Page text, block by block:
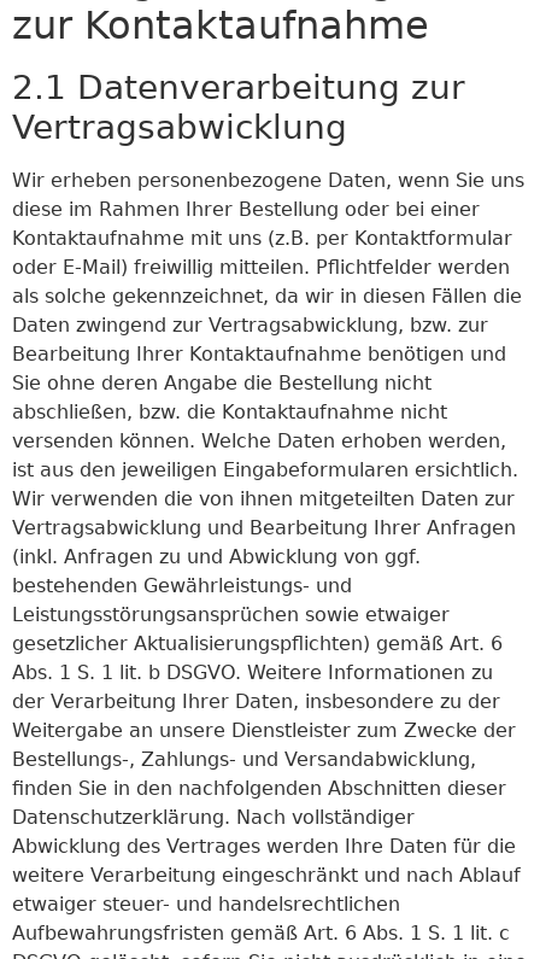
zur Kontaktaufnahme
2.1 Datenverarbeitung zur
Vertragsabwicklung
Wir erheben personenbezogene Daten, wenn Sie uns
diese im Rahmen Ihrer Bestellung oder bei einer
Kontaktaufnahme mit uns (z.B. per Kontaktformular
oder E-Mail) freiwillig mitteilen. Pflichtfelder werden
als solche gekennzeichnet, da wir in diesen Fällen die
Daten zwingend zur Vertragsabwicklung, bzw. zur
Bearbeitung Ihrer Kontaktaufnahme benötigen und
Sie ohne deren Angabe die Bestellung nicht
abschließen, bzw. die Kontaktaufnahme nicht
versenden können. Welche Daten erhoben werden,
ist aus den jeweiligen Eingabeformularen ersichtlich.
Wir verwenden die von ihnen mitgeteilten Daten zur
Vertragsabwicklung und Bearbeitung Ihrer Anfragen
(inkl. Anfragen zu und Abwicklung von ggf.
bestehenden Gewährleistungs- und
Leistungsstörungsansprüchen sowie etwaiger
gesetzlicher Aktualisierungspflichten) gemäß Art. 6
Abs. 1 S. 1 lit. b DSGVO. Weitere Informationen zu
der Verarbeitung Ihrer Daten, insbesondere zu der
Weitergabe an unsere Dienstleister zum Zwecke der
Bestellungs-, Zahlungs- und Versandabwicklung,
finden Sie in den nachfolgenden Abschnitten dieser
Datenschutzerklärung. Nach vollständiger
Abwicklung des Vertrages werden Ihre Daten für die
weitere Verarbeitung eingeschränkt und nach Ablauf
etwaiger steuer- und handelsrechtlichen
Aufbewahrungsfristen gemäß Art. 6 Abs. 1 S. 1 lit. c